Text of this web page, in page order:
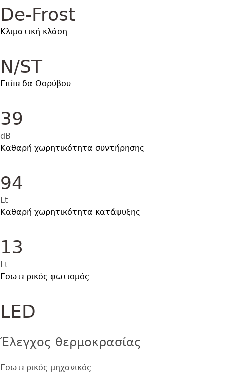
De-Frost
Κλιματική κλάση
N/ST
Επίπεδα Θορύβου
39
dB
Καθαρή χωρητικότητα συντήρησης
94
Lt
Καθαρή χωρητικότητα κατάψυξης
13
Lt
Εσωτερικός φωτισμός
LED
Έλεγχος θερμοκρασίας
Εσωτερικός μηχανικός